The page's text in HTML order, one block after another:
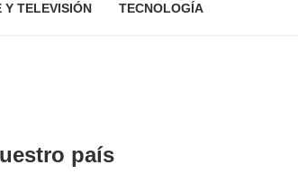
Y TELEVISIÓN TECNOLOGÍA
país